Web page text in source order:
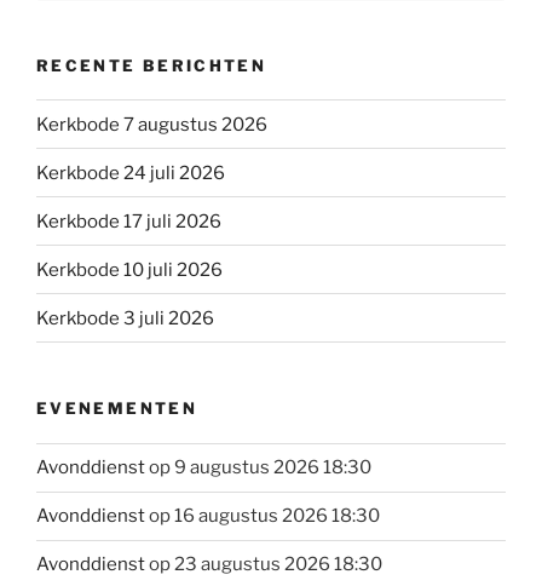
RECENTE BERICHTEN
Kerkbode 7 augustus 2026
Kerkbode 24 juli 2026
Kerkbode 17 juli 2026
Kerkbode 10 juli 2026
Kerkbode 3 juli 2026
EVENEMENTEN
Avonddienstop 9 augustus 2026 18:30
Avonddienstop 16 augustus 2026 18:30
Avonddienstop 23 augustus 2026 18:30